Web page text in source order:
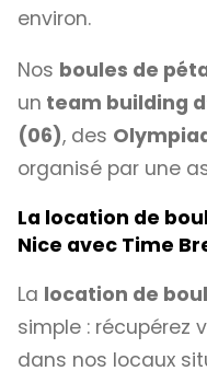
environ.
Nos boules de
un team building
(06), des
organisé par une
La location de
Nice avec Time
La location de
simple : récupérez
dans nos locaux